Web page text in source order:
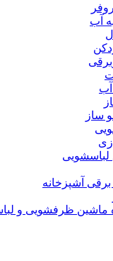
آب
ساز
لباسشویی
آشپزخانه
ماشین ظرفشویی و